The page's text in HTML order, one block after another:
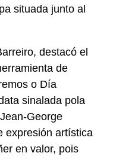
situada junto al
destacó el
de
o Día
sinalada pola
George
expresión artística
en valor, pois